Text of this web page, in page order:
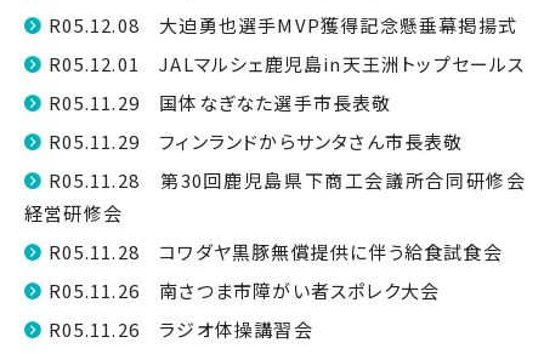
R05.12.08 大迫勇也選手MVP獲得記念懸垂幕掲揚式
R05.12.01 JALマルシェ鹿児島in天王洲トップセールス
R05.11.29 国体なぎなた選手市長表敬
R05.11.29 フィンランドからサンタさん市長表敬
R05.11.28 第30回鹿児島県下商工会議所合同研修会
経営研修会
R05.11.28 コワダヤ黒豚無償提供に伴う給食試食会
R05.11.26 南さつま市障がい者スポレク大会
R05.11.26 ラジオ体操講習会